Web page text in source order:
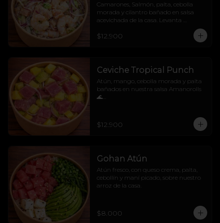
Camarones, Salmón, palta, cebolla
morada y cilantro bañado en salsa
acevichada de la casa. Levanta
$12.900
Ceviche Tropical Punch
Atún, mango, cebolla morada y palta
bañados en nuestra salsa Amanorolls
🌊
va directo a una isla 🧜‍♀️🌴
$12.900
Gohan Atún
Atún fresco, con queso crema, palta,
cebollín y maní picado, sobre nuestro
arroz de la casa.
$8.000